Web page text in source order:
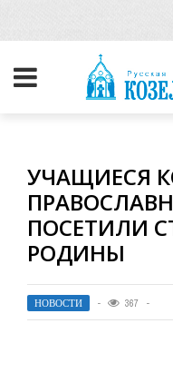
УЧАЩИЕСЯ
ПОСЕТИЛИ
РОДИНЫ
НОВОСТИ 367